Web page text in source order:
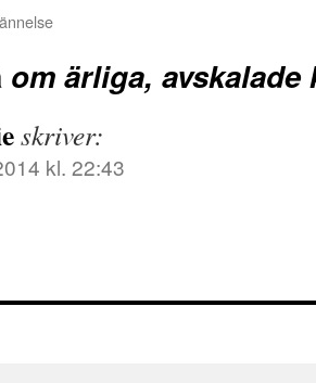
om ärliga, avskalade
skriver:
kl. 22:43